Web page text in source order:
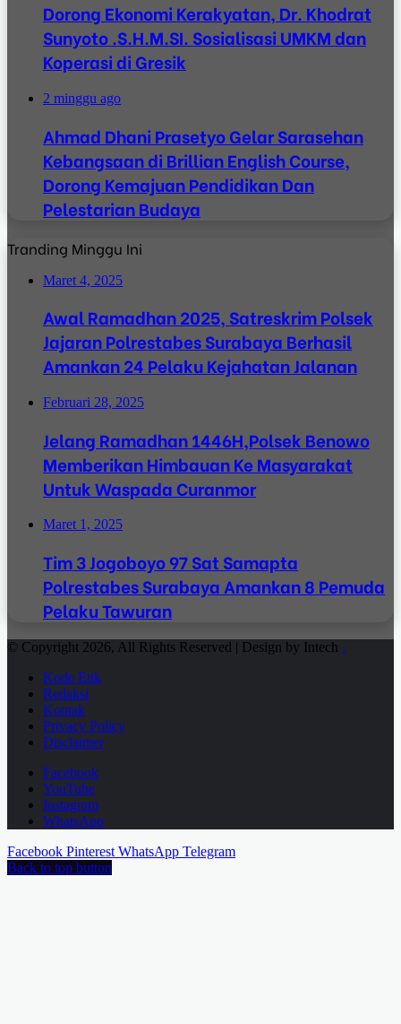
Dorong Ekonomi Kerakyatan, Dr. Khodrat
Sunyoto .S.H.M.SI. Sosialisasi UMKM dan
Koperasi di Gresik
2 minggu ago
Ahmad Dhani Prasetyo Gelar Sarasehan
Kebangsaan di Brillian English Course,
Dorong Kemajuan Pendidikan Dan
Pelestarian Budaya
Tranding Minggu Ini
Maret 4, 2025
Awal Ramadhan 2025, Satreskrim Polsek
Jajaran Polrestabes Surabaya Berhasil
Amankan 24 Pelaku Kejahatan Jalanan
Februari 28, 2025
Jelang Ramadhan 1446H,Polsek Benowo
Memberikan Himbauan Ke Masyarakat
Untuk Waspada Curanmor
Maret 1, 2025
Tim 3 Jogoboyo 97 Sat Samapta
Polrestabes Surabaya Amankan 8 Pemuda
Pelaku Tawuran
© Copyright 2026, All Rights Reserved | Design by Intech .
Kode Etik
Redaksi
Kontak
Privacy Policy
Disclaimer
Facebook
YouTube
Instagram
WhatsApp
Facebook Pinterest WhatsApp Telegram
Back to top button